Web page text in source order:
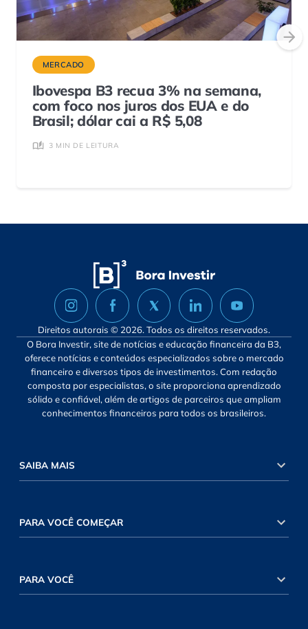
MERCADO
Ibovespa B3 recua 3% na semana,
com foco nos juros dos EUA e do
Brasil; dólar cai a R$ 5,08
3 MIN DE LEITURA
Direitos autorais © 2026. Todos os direitos reservados.
O Bora Investir, site de notícias e educação financeira da B3,
oferece notícias e conteúdos especializados sobre o mercado
financeiro e diversos tipos de investimentos. Com redação
composta por especialistas, o site proporciona aprendizado
sólido e confiável, além de artigos de parceiros que ampliam
conhecimentos financeiros para todos os brasileiros.
SAIBA MAIS
PARA VOCÊ COMEÇAR
PARA VOCÊ